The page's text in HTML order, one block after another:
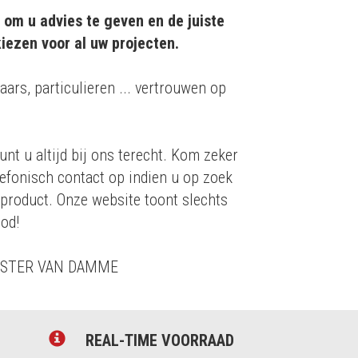
u advies te geven en de juiste
voor al uw projecten.
particulieren ... vertrouwen op
u altijd bij ons terecht. Kom zeker
contact op indien u op zoek
Onze website toont slechts
VAN DAMME
REAL-TIME VOORRAAD